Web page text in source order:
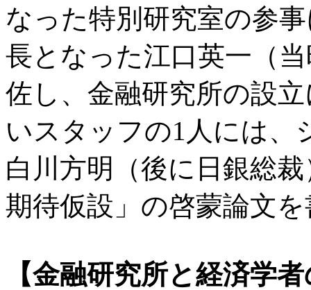
なった特別研究室の参
長となった江口英一（
佐し、金融研究所の設
いスタッフの1人には、
白川方明（後に日銀総
期待仮設」の啓蒙論文
【金融研究所と経済学